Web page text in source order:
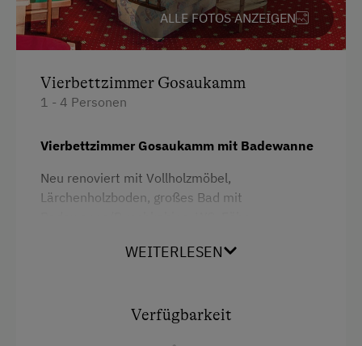
Liegewiese
Live Unterhaltung
Ponyreiten
Rodelbahn in der Nähe
ALLE FOTOS ANZEIGEN
Vierbettzimmer Gosaukamm
1 - 4 Personen
Vierbettzimmer Gosaukamm mit Badewanne
Neu renoviert mit Vollholzmöbel,
Lärchenholzboden, großes Bad mit
Balkon mit Blickzum Gosaukamm
Neu renoviert mit Vollholzmöbel, Teppichboden,
WEITERLESEN
Verfügbarkeit